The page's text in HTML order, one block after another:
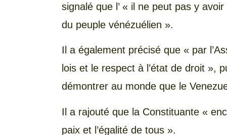
signalé que l’ « il ne peut pas y
du peuple vénézuélien ».
Il a également précisé que « par
lois et le respect à l’état de droit »,
démontrer au monde que le
Il a rajouté que la Constituante «
paix et l’égalité de tous ».